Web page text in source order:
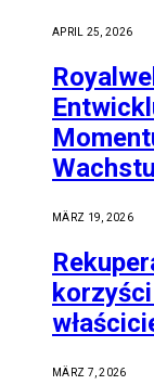
APRIL 25, 2026
MÄRZ 19, 2026
MÄRZ 7, 2026